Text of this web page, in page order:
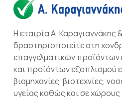
Η εταιρία Α. Καραγιαννάκης
δραστηριοποιείτε στη
επαγγελματικών
και προϊόντων εξοπλισμού
βιομηχανίες, βιοτεχνίες,
υγείας καθώς και σε χώρους